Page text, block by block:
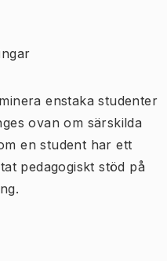
enstaka studenter
ovan om särskilda
en student har ett
pedagogiskt stöd på